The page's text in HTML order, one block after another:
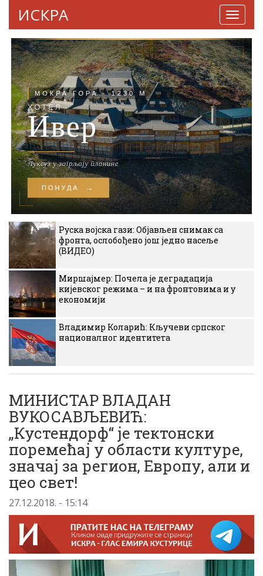
ИСКРА
Руска војска гази: Објављен снимак са
фронта, ослобођено још једно насеље
(ВИДЕО)
Миршајмер: Почела је деградација
кијевског режима – и на фронтовима и у
економији
Владимир Коларић: Кључеви српског
националног идентитета
МИНИСТАР ВЛАДАН
ВУКОСАВЉЕВИЋ:
„Кустендорф“ је тектонски
поремећај у области културе,
значај за регион, Европу, али и
цео свет!
27.12.2018. - 15:14